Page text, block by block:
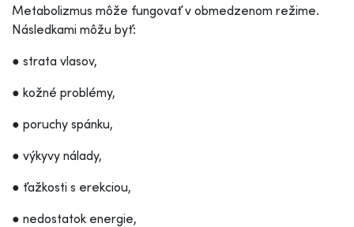
Metabolizmus môže fungovať v obmedzenom režime.
Následkami môžu byť:
● strata vlasov,
● kožné problémy,
● poruchy spánku,
● výkyvy nálady,
● ťažkosti s erekciou,
● nedostatok energie,